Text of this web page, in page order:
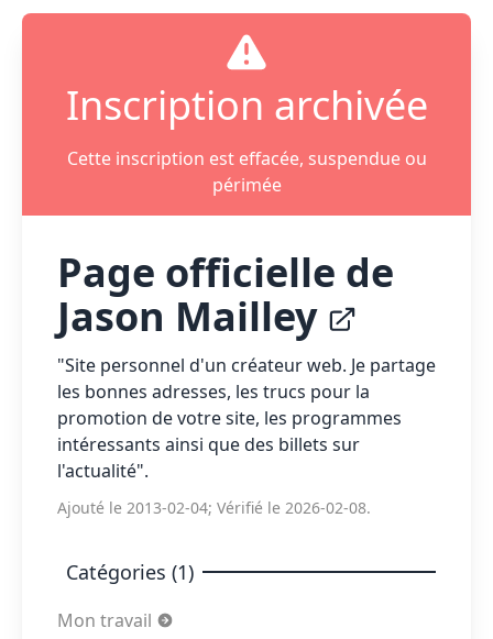
Inscription archivée
Cette inscription est effacée, suspendue ou
périmée
Page officielle de
Jason Mailley
"Site personnel d'un créateur web. Je partage
les bonnes adresses, les trucs pour la
promotion de votre site, les programmes
intéressants ainsi que des billets sur
l'actualité".
Ajouté le 2013-02-04; Vérifié le 2026-02-08.
Catégories (1)
Mon travail